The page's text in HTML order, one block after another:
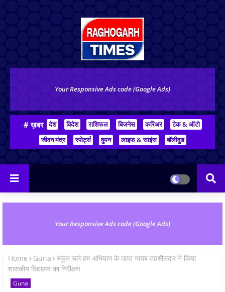
Your Responsive Ads code (Google Ads)
# ख़बर देश विदेश राशिफल बिजनेस करिअर
टेक & ऑटो
जीवन मंत्र
स्पोर्ट्स वुमन लाइफ & साइंस बॉलीवुड
Your Responsive Ads code (Google Ads)
Home Guna
स्कूल चले हम अभियान के तहत नायब तहसीलदार ने किया
शासकीय विद्यालय का निरीक्षण
Guna